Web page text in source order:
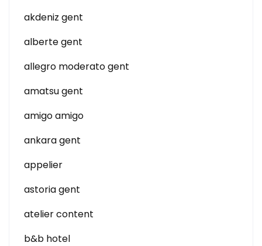
akdeniz gent
alberte gent
allegro moderato gent
amatsu gent
amigo amigo
ankara gent
appelier
astoria gent
atelier content
b&b hotel